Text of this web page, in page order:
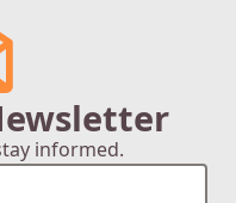
informed.